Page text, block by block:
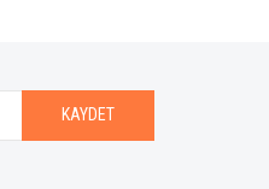
KAYDET